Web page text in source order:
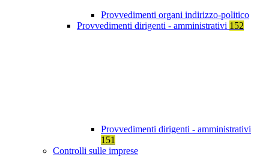
Provvedimenti organi indirizzo-politico
Provvedimenti dirigenti - amministrativi 152
Provvedimenti dirigenti - amministrativi
151
Controlli sulle imprese